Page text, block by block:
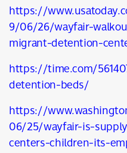
https://
9/06/26/wayfair-
migrant-detention-
https://time.com/
detention-beds/
https://
06/25/wayfair-is-
centers-children-its-